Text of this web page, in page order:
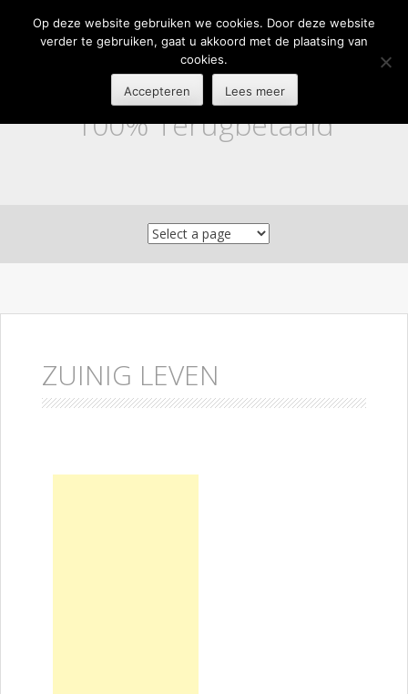
100% Terugbetaald
ZUINIG LEVEN
Op deze website gebruiken we cookies. Door deze website
verder te gebruiken, gaat u akkoord met de plaatsing van
cookies.
Accepteren Lees meer